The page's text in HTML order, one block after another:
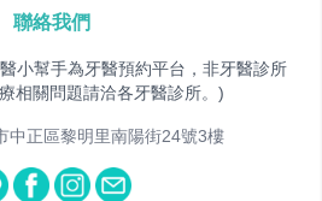
聯絡我們
小幫手為牙醫預約平台，非牙醫診所
相關問題請洽各牙醫診所。)
中正區黎明里南陽街24號3樓